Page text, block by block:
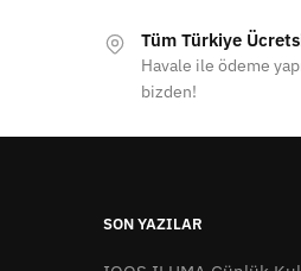
Tüm Türkiye
Havale ile ödeme
bizden!
SON YAZILAR